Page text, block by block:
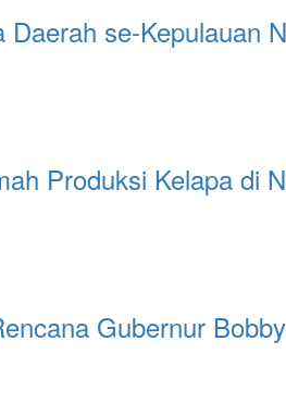
se-Kepulauan
Produksi Kelapa di
Gubernur